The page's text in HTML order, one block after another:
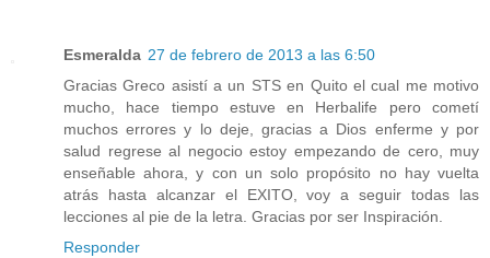
Esmeralda 27 de febrero de 2013 a las 6:50
Gracias Greco asistí a un STS en Quito el cual me motivo
mucho, hace tiempo estuve en Herbalife pero cometí
muchos errores y lo deje, gracias a Dios enferme y por
salud regrese al negocio estoy empezando de cero, muy
enseñable ahora, y con un solo propósito no hay vuelta
atrás hasta alcanzar el EXITO, voy a seguir todas las
lecciones al pie de la letra. Gracias por ser Inspiración.
Responder